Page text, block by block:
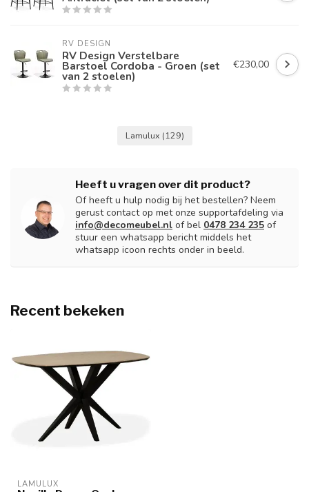
RV DESIGN
RV Design Verstelbare
Barstoel Cordoba - Groen (set
van 2 stoelen)
€230,00
Lamulux (129)
Heeft u vragen over dit product?
Of heeft u hulp nodig bij het bestellen? Neem
gerust contact op met onze supportafdeling via
info@decomeubel.nl of bel 0478 234 235 of
stuur een whatsapp bericht middels het
whatsapp icoon rechts onder in beeld.
Recent bekeken
LAMULUX